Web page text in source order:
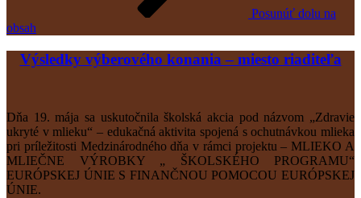
Posunúť dolu na
obsah
Výsledky výberového konania – miesto riaditeľa
Dňa 19. mája sa uskutočnila školská akcia pod názvom „Zdravie
ukryté v mlieku“ – edukačná aktivita spojená s ochutnávkou mlieka
pri príležitosti Medzinárodného dňa v rámci projektu – MLIEKO A
MLIEČNE VÝROBKY „ ŠKOLSKÉHO PROGRAMU“
EURÓPSKEJ ÚNIE S FINANČNOU POMOCOU EURÓPSKEJ
ÚNIE.